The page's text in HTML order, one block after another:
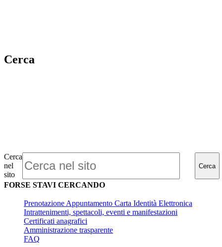
Cerca
Cerca
nel
sito
Cerca
FORSE STAVI CERCANDO
Prenotazione Appuntamento Carta Identità Elettronica
Intrattenimenti, spettacoli, eventi e manifestazioni
Certificati anagrafici
Amministrazione trasparente
FAQ